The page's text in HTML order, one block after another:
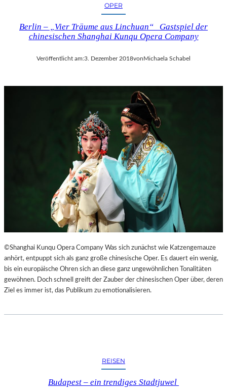
OPER
Berlin – „Vier Träume aus Linchuan“ Gastspiel der
chinesischen Shanghai Kunqu Opera Company
Veröffentlicht am:3. Dezember 2018von Michaela Schabel
©Shanghai Kunqu Opera Company Was sich zunächst wie Katzengemauze
anhört, entpuppt sich als ganz große chinesische Oper. Es dauert ein wenig,
bis ein europäische Ohren sich an diese ganz ungewöhnlichen Tonalitäten
gewöhnen. Doch schnell greift der Zauber der chinesischen Oper über, deren
Ziel es immer ist, das Publikum zu emotionalisieren.
REISEN
Budapest – ein trendiges Stadtjuwel